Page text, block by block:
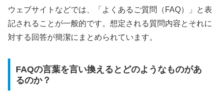
ウェブサイトなどでは、「よくあるご質問（FAQ）」と表
記されることが一般的です。想定される質問内容とそれに
対する回答が簡潔にまとめられています。
FAQの言葉を言い換えるとどのようなものがあ
るのか？